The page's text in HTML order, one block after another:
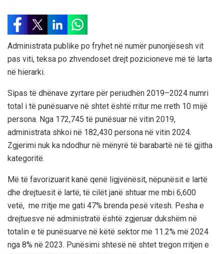
Administrata publike po fryhet në numër punonjësesh vit
pas viti, teksa po zhvendoset drejt pozicioneve më të larta
në hierarki.
Sipas të dhënave zyrtare për periudhën 2019–2024 numri
total i të punësuarve në shtet është rritur me rreth 10 mijë
persona. Nga 172,745 të punësuar në vitin 2019,
administrata shkoi në 182,430 persona në vitin 2024.
Zgjerimi nuk ka ndodhur në mënyrë të barabartë në të gjitha
kategoritë.
Më të favorizuarit kanë qenë ligjvënësit, nëpunësit e lartë
dhe drejtuesit ë lartë, të cilët janë shtuar me mbi 6,600
vetë, me rritje me gati 47% brenda pesë vitesh. Pesha e
drejtuesve në administratë është zgjeruar dukshëm në
totalin e të punësuarve në këtë sektor me 11.2% më 2024
nga 8% në 2023. Punësimi shtesë në shtet tregon rritjen e